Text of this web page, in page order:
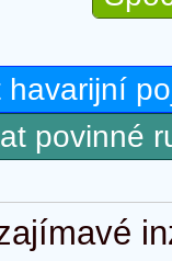
havarijní
povinné